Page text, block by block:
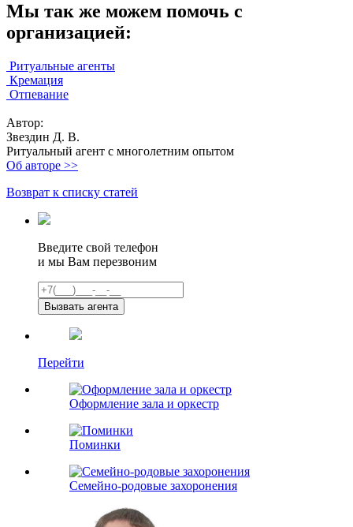
Мы так же можем помочь с
организацией:
Ритуальные агенты
Кремация
Отпевание
Автор:
Звездин Д. В.
Ритуальный агент с многолетним опытом
Об авторе >>
Возврат к списку статей
Введите свой телефон
и мы Вам перезвоним
Перейти
Оформление зала и оркестр
Поминки
Семейно-родовые захоронения